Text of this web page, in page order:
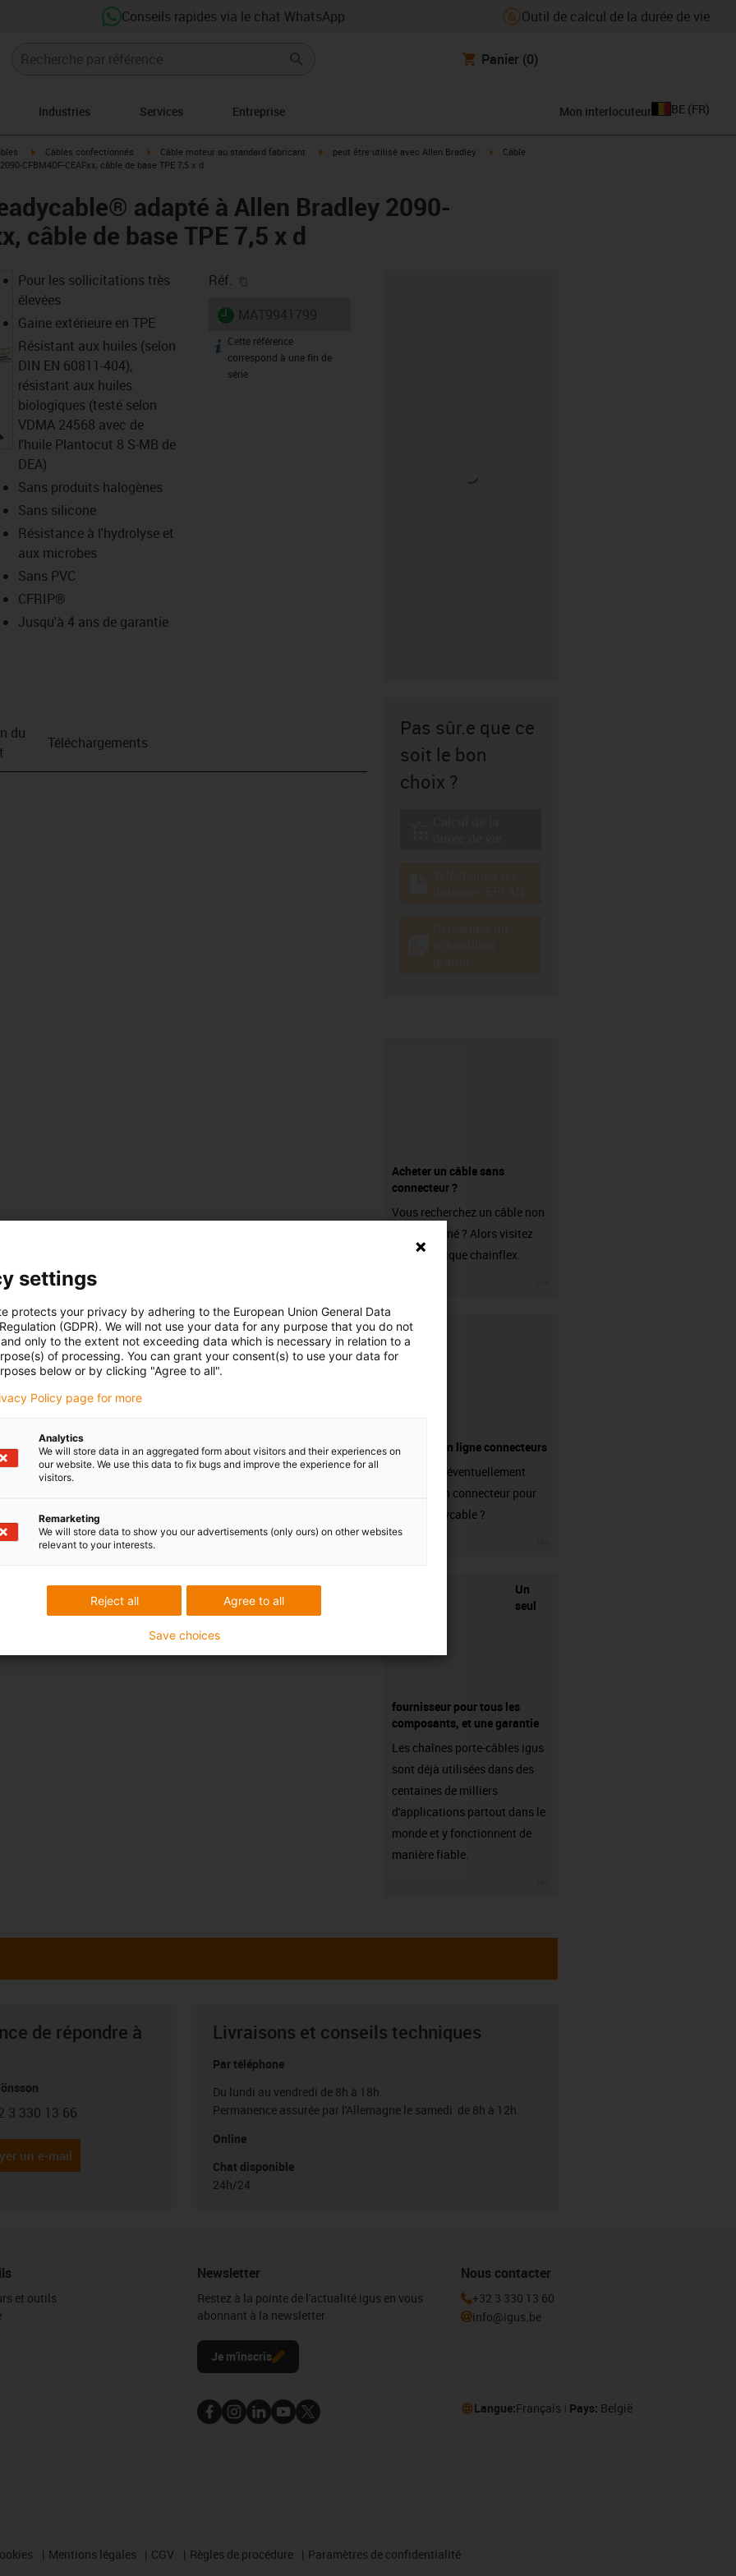
Conseils rapides via le chat WhatsApp Outil de calcul de la durée de vie
Panier (0)
Industries Services Entreprise Mon interlocuteur BE (FR)
igus-icon-arrow-right
Câbles confectionnés igus-icon-arrow-right
Câble moteur au standard fabricant igus-icon-arrow-right
peut être utilisé avec Allen Bradley igus-icon-arrow-right
Câble
CFBM4DF-CEAFxx, câble de base TPE 7,5 x d
adapté à Allen Bradley 2090-
câble de base TPE 7,5 x d
igus-icon-lupe
Pour les sollicitations très
élevées
Gaine extérieure en TPE
Résistant aux huiles (selon
DIN EN 60811-404),
résistant aux huiles
biologiques (testé selon
VDMA 24568 avec de
l'huile Plantocut 8 S-MB de
DEA)
Sans produits halogènes
Sans silicone
Résistance à l'hydrolyse et
aux microbes
Sans PVC
CFRIP®
Jusqu'à 4 ans de garantie
Réf.
igus-icon-lieferzeit
igus-icon-info
Cette référence
correspond à une fin de
série
du
Téléchargements
Pas sûr.e que ce
soit le bon
choix ?
Acheter un câble sans
connecteur ?
Vous recherchez un câble non
confectionné ? Alors visitez
notre boutique chainflex.
Boutique en ligne connecteurs
Avez-vous éventuellement
besoin d'un connecteur pour
votre readycable ?
Un
seul
fournisseur pour tous les
composants, et une garantie
Les chaînes porte-câbles igus
sont déjà utilisées dans des
centaines de milliers
d'applications partout dans le
monde et y fonctionnent de
manière fiable.
de répondre à
phone
3 330 13 66
un e-mail
Livraisons et conseils techniques
Par téléphone
Du lundi au vendredi de 8h à 18h.
Permanence assurée par l'Allemagne le samedi de 8h à 12h.
Online
Chat disponible
24h/24
et outils
Newsletter
Restez à la pointe de l'actualité igus en vous
abonnant à la newsletter
Je m'inscris
Nous contacter
+32 3 330 13 60
info@igus.be
Langue:Français Pays: België
Mentions légales CGV Règles de procédure Paramètres de confidentialité
settings
protects your privacy by adhering to the European Union General Data
(GDPR). We will not use your data for any purpose that you do not
only to the extent not exceeding data which is necessary in relation to a
of processing. You can grant your consent(s) to use your data for
below or by clicking "Agree to all".
Policy page for more
Analytics
We will store data in an aggregated form about visitors and their experiences on
our website. We use this data to fix bugs and improve the experience for all
visitors.
Remarketing
We will store data to show you our advertisements (only ours) on other websites
relevant to your interests.
Agree to all
Reject all
Save choices